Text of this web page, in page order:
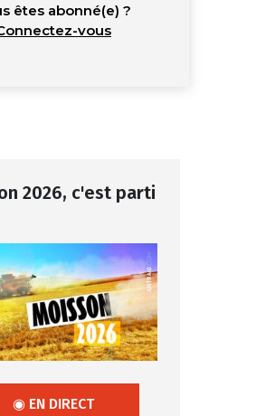
êtes abonné(e) ?
vous
2026, c'est parti
◉ EN DIRECT